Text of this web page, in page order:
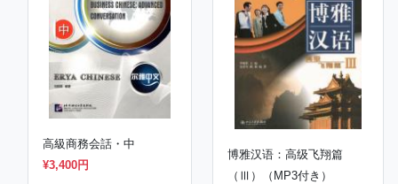
高級商務会話・中
¥3,400円
博雅汉语：高级飞翔篇
（Ⅲ）（MP3付き）